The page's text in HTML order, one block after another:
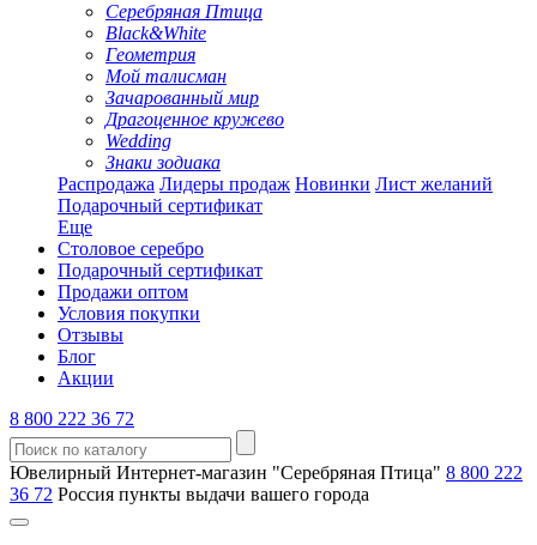
Серебряная Птица
Black&White
Геометрия
Мой талисман
Зачарованный мир
Драгоценное кружево
Wedding
Знаки зодиака
Распродажа Лидеры продаж Новинки Лист желаний
Подарочный сертификат
Еще
Столовое серебро
Подарочный сертификат
Продажи оптом
Условия покупки
Отзывы
Блог
Акции
8 800 222 36 72
Ювелирный Интернет-магазин "Серебряная Птица" 8 800 222
36 72 Россия пункты выдачи вашего города